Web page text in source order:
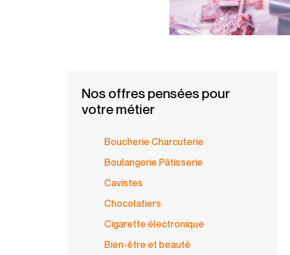
Nos offres pensées pour
votre métier
Boucherie Charcuterie
Boulangerie Pâtisserie
Cavistes
Chocolatiers
Cigarette électronique
Bien-être et beauté